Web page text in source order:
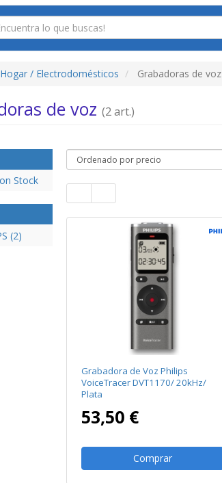
Hogar / Electrodomésticos Grabadoras de voz
de voz (2 art.)
Stock
(2)
Grabadora de Voz Philips
VoiceTracer DVT1170/ 20kHz/
Plata
53,50 €
Comprar